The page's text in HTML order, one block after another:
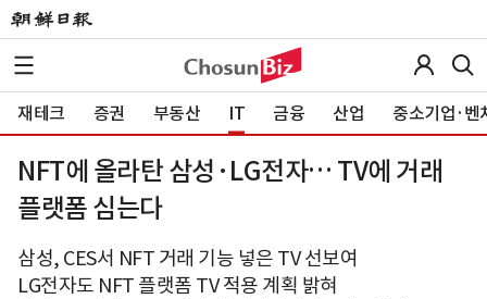
재테크 증권 부동산 IT 금융 산업 중소기업·벤
NFT에 올라탄 삼성·LG전자… TV에 거래
플랫폼 심는다
삼성, CES서 NFT 거래 기능 넣은 TV 선보여
LG전자도 NFT 플랫폼 TV 적용 계획 밝혀